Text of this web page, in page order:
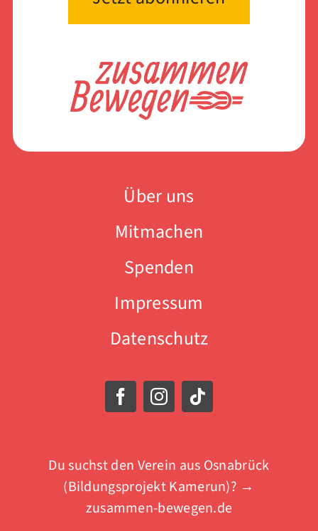
Über uns
Mitmachen
Spenden
Impressum
Datenschutz
Du suchst den Verein aus Osnabrück
(Bildungsprojekt Kamerun)? →
zusammen-bewegen.de